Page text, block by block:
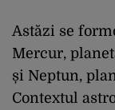
Astăzi se
Mercur,
și Neptun,
Contextul